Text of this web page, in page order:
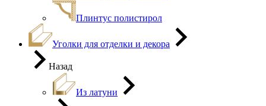
Плинтус полистирол
Уголки для отделки и декора
Назад
Из латуни